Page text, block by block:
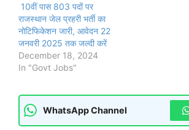
10वीं पास 803 पदों पर
राजस्थान जेल प्रहरी भर्ती का
नोटिफिकेशन जारी, आवेदन 22
जनवरी 2025 तक जल्दी करें
December 18, 2024
In "Govt Jobs"
WhatsApp Channel